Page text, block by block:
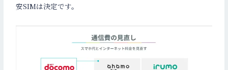
安SIMは決定です。